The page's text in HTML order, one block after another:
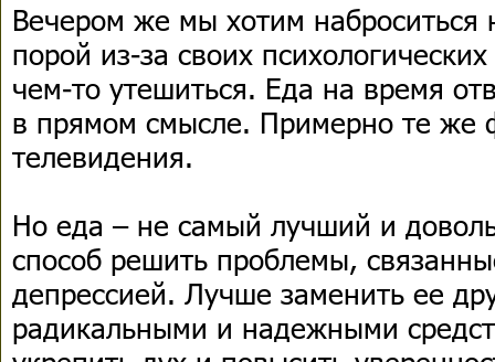
Вечером же мы хотим наброситься
порой из-за своих
чем-то утешиться. Еда на время
в прямом смысле. Примерно те же
телевидения.
Но еда – не самый лучший и
способ решить проблемы,
депрессией. Лучше заменить ее
радикальными и надежными